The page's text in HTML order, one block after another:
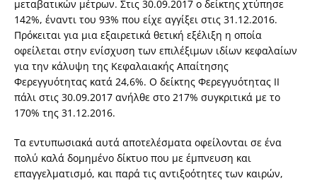
μεταβατικών μέτρων. Στις 30.09.2017 ο δείκτης χτύπησε
142%, έναντι του 93% που είχε αγγίξει στις 31.12.2016.
Πρόκειται για μια εξαιρετικά θετική εξέλιξη η οποία
οφείλεται στην ενίσχυση των επιλέξιμων ιδίων κεφαλαίων
για την κάλυψη της Κεφαλαιακής Απαίτησης
Φερεγγυότητας κατά 24,6%. Ο δείκτης Φερεγγυότητας ΙΙ
πάλι στις 30.09.2017 ανήλθε στο 217% συγκριτικά με το
170% της 31.12.2016.
Τα εντυπωσιακά αυτά αποτελέσματα οφείλονται σε ένα
πολύ καλά δομημένο δίκτυο που με έμπνευση και
επαγγελματισμό, και παρά τις αντιξοότητες των καιρών,